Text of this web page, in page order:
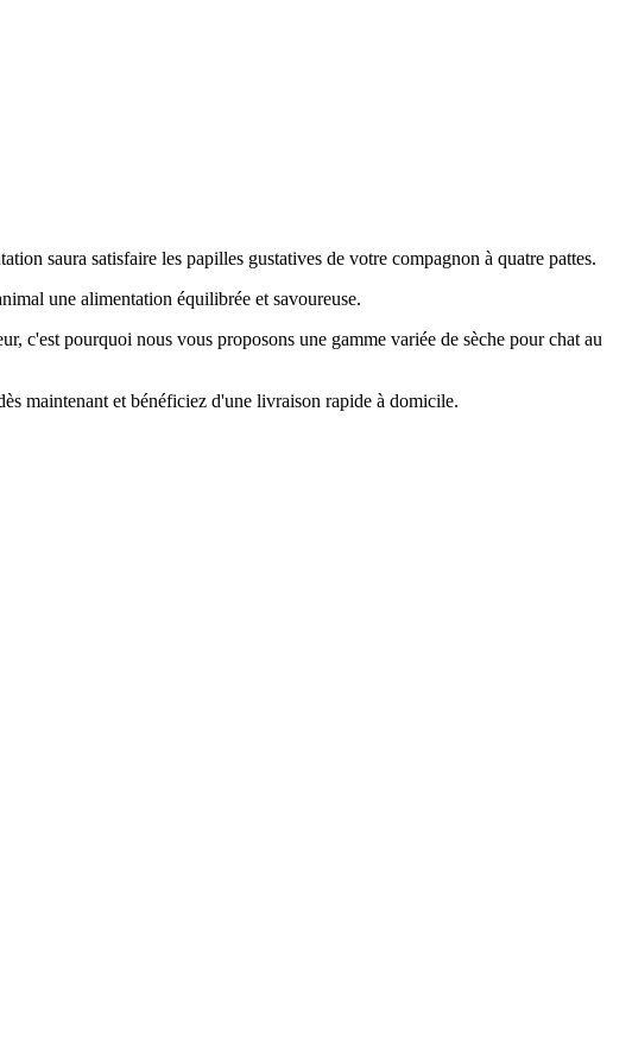
saura satisfaire les papilles gustatives de votre compagnon à quatre pattes.
une alimentation équilibrée et savoureuse.
c'est pourquoi nous vous proposons une gamme variée de sèche pour chat au
maintenant et bénéficiez d'une livraison rapide à domicile.